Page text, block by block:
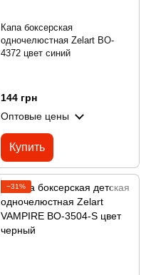
Капа боксерская
одночелюстная Zelart BO-
4372 цвет синий
144 грн
Оптовые цены
Купить
−31%